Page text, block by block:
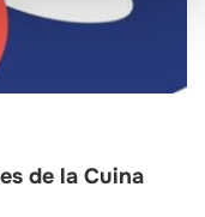
de la Cuina